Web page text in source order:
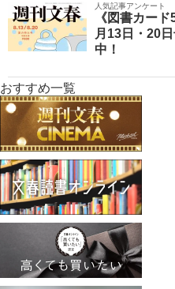
人気記事アンケート
《図書カー
月13日・20
中！
おすすめ一覧